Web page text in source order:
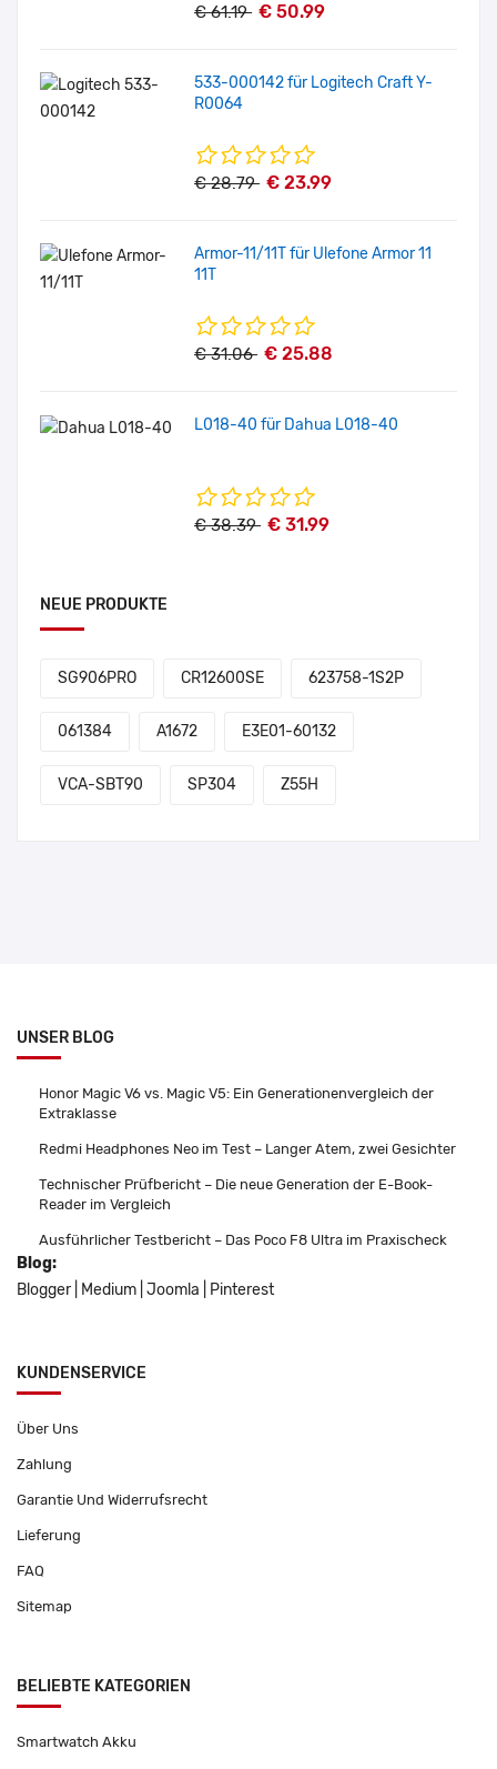
€ 61.19 € 50.99
533-000142 für Logitech Craft Y-
R0064
€ 28.79 € 23.99
Armor-11/11T für Ulefone Armor 11
11T
€ 31.06 € 25.88
L018-40 für Dahua L018-40
€ 38.39 € 31.99
NEUE PRODUKTE
SG906PRO CR12600SE 623758-1S2P
061384 A1672 E3E01-60132
VCA-SBT90 SP304 Z55H
UNSER BLOG
Honor Magic V6 vs. Magic V5: Ein Generationenvergleich der
Extraklasse
Redmi Headphones Neo im Test – Langer Atem, zwei Gesichter
Technischer Prüfbericht – Die neue Generation der E-Book-
Reader im Vergleich
Ausführlicher Testbericht – Das Poco F8 Ultra im Praxischeck
Blog:
Blogger
Medium Joomla Pinterest
KUNDENSERVICE
Über Uns
Zahlung
Garantie Und Widerrufsrecht
Lieferung
FAQ
Sitemap
BELIEBTE KATEGORIEN
Smartwatch Akku